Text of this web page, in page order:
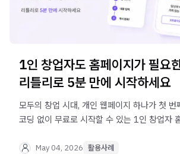
1인 창업자도 홈페이지가 필요
리틀리로 5분 만에 시작하세요
모두의 창업 시대, 개인 웹페이지 하나가 첫 번
코딩 없이 무료로 시작할 수 있는 1인 창업자
May 04, 2026 활용사례